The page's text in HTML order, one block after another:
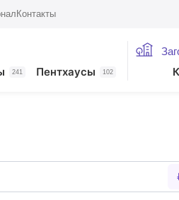
Контакты
241 Пентхаусы 102